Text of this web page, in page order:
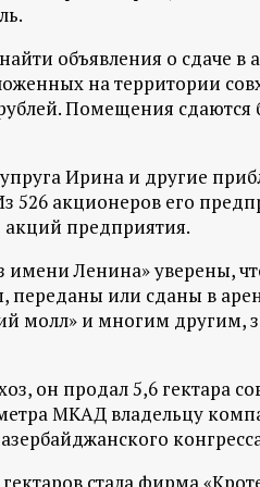
объявления о сдаче в
на территории
Помещения
Ирина и другие
526 акционеров его
акций предприятия.
Ленина» уверены,
переданы или сданы в
молл» и многим другим,
он продал 5,6 гектара
МКАД владельцу
стала фирма